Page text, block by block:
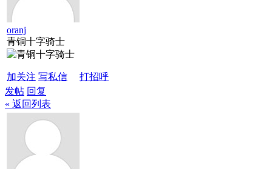
oranj
青铜十字骑士
加关注 写私信
打招呼
发帖 回复
« 返回列表